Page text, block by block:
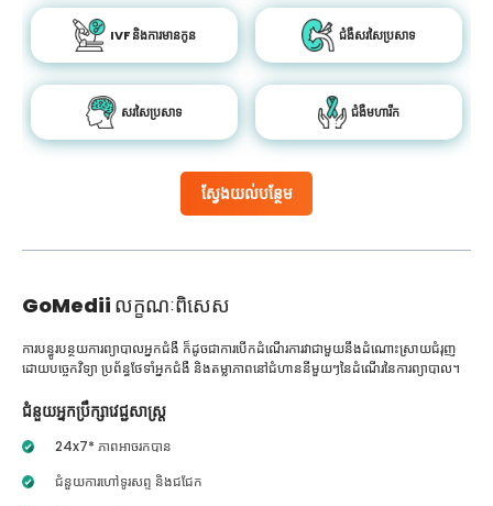
ស្វែងយល់បន្ថែម
IVF និងការមានកូន ជំងឺសរសៃប្រសាទ
សរសៃប្រសាទ ជំងឺមហារីក
GoMedii លក្ខណៈពិសេស
ការបន្ធូរបន្ថយការព្យាបាលអ្នកជំងឺ ក៏ដូចជាការបើកដំណើរការវាជាមួយនឹងដំណោះស្រាយជំរុញ
ដោយបច្ចេកវិទ្យា ប្រព័ន្ធថែទាំអ្នកជំងឺ និងតម្លាភាពនៅជំហាននីមួយៗនៃដំណើរនៃការព្យាបាល។
ជំនួយអ្នកប្រឹក្សាវេជ្ជសាស្ត្រ
24x7* ភាពអាចរកបាន
ជំនួយការហៅទូរសព្ទ និងជជែក